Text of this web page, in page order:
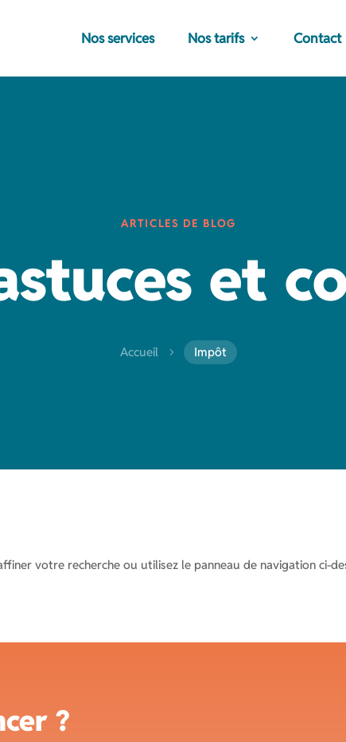
Nos services Nos tarifs Contact
ARTICLES DE BLOG
et
Accueil 5 Impôt
votre recherche ou utilisez le panneau de navigation ci-
?